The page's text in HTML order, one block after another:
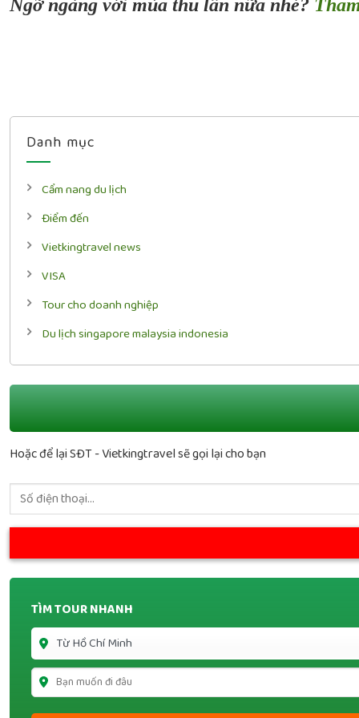
Ngỡ ngàng với mùa thu lần nữa nhé?
Danh mục
Cẩm nang du lịch
Điểm đến
Vietkingtravel news
VISA
Tour cho doanh nghiệp
Du lịch singapore malaysia indonesia
Hoặc để lại SĐT - Vietkingtravel sẽ gọi lại cho bạn
TÌM TOUR NHANH